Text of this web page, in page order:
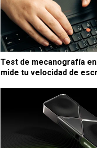
Test de mecanografía
mide tu velocidad de